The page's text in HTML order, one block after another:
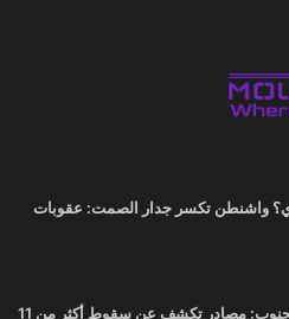
واشنطن تكسر جدار الصمت: عقوبات
مجزرة في الجنوب: مصادر تكشف عن سقوط أكثر من 11